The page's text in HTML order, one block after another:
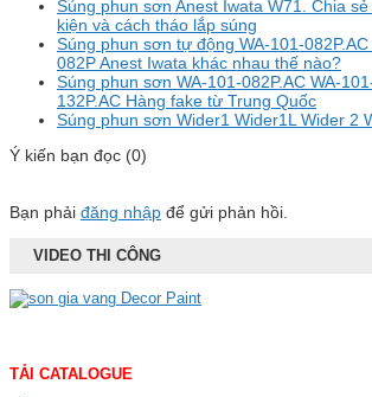
Súng phun sơn Anest Iwata W71. Chia
kiện và cách tháo lắp súng
Súng phun sơn tự động WA-101-
082P Anest Iwata khác nhau thế nào?
Súng phun sơn WA-101-082P.AC WA-
132P.AC Hàng fake từ Trung Quốc
Súng phun sơn Wider1 Wider1L Wider 2
Ý kiến bạn đọc (0)
Bạn phải đăng nhập để gửi phản hồi.
VIDEO THI CÔNG
TẢI CATALOGUE